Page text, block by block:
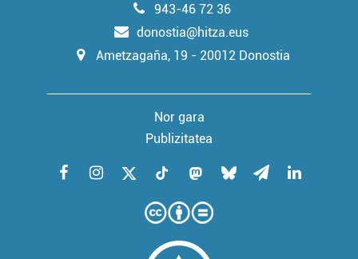
943-46 72 36
donostia@hitza.eus
Ametzagaña, 19 - 20012 Donostia
Nor gara
Publizitatea